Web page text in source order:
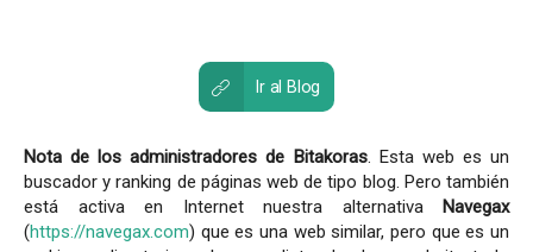
Ir al Blog
Nota de los administradores de Bitakoras. Esta web es un
buscador y ranking de páginas web de tipo blog. Pero también
está activa en Internet nuestra alternativa Navegax
(https://navegax.com) que es una web similar, pero que es un